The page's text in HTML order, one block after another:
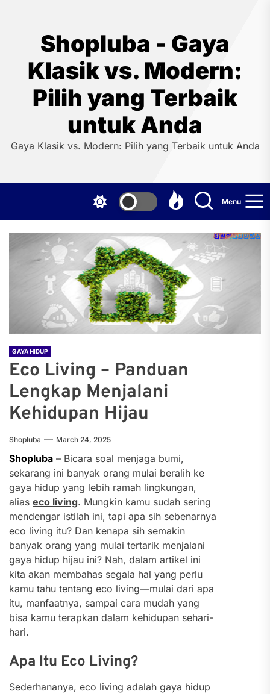
Shopluba - Gaya
Klasik vs. Modern:
Pilih yang Terbaik
untuk Anda
Gaya Klasik vs. Modern: Pilih yang Terbaik untuk Anda
Menu
GAYA HIDUP
Eco Living – Panduan
Lengkap Menjalani
Kehidupan Hijau
Shopluba March 24, 2025
Shopluba – Bicara soal menjaga bumi,
sekarang ini banyak orang mulai beralih ke
gaya hidup yang lebih ramah lingkungan,
alias eco living. Mungkin kamu sudah sering
mendengar istilah ini, tapi apa sih sebenarnya
eco living itu? Dan kenapa sih semakin
banyak orang yang mulai tertarik menjalani
gaya hidup hijau ini? Nah, dalam artikel ini
kita akan membahas segala hal yang perlu
kamu tahu tentang eco living—mulai dari apa
itu, manfaatnya, sampai cara mudah yang
bisa kamu terapkan dalam kehidupan sehari-
hari.
Apa Itu Eco Living?
Sederhananya, eco living adalah gaya hidup